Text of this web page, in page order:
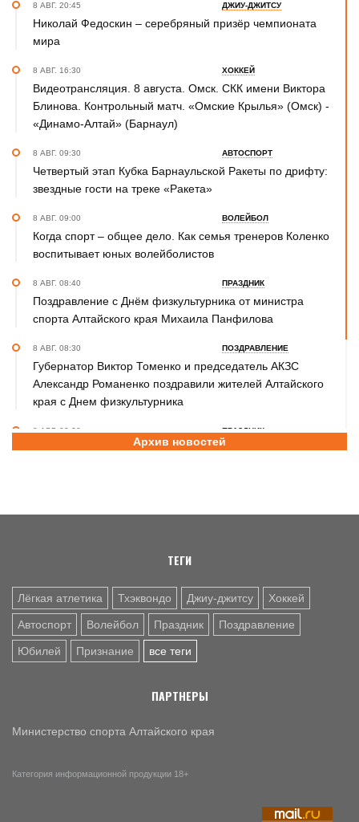
8 АВГ. 20:45 ДЖИУ-ДЖИТСУ
Николай Федоскин – серебряный призёр чемпионата
мира
8 АВГ. 16:30 ХОККЕЙ
Видеотрансляция. 8 августа. Омск. СКК имени Виктора
Блинова. Контрольный матч. «Омские Крылья» (Омск) -
«Динамо-Алтай» (Барнаул)
8 АВГ. 09:30 АВТОСПОРТ
Четвертый этап Кубка Барнаульской Ракеты по дрифту:
звездные гости на треке «Ракета»
8 АВГ. 09:00 ВОЛЕЙБОЛ
Когда спорт – общее дело. Как семья тренеров Коленко
воспитывает юных волейболистов
8 АВГ. 08:40 ПРАЗДНИК
Поздравление с Днём физкультурника от министра
спорта Алтайского края Михаила Панфилова
8 АВГ. 08:30 ПОЗДРАВЛЕНИЕ
Губернатор Виктор Томенко и председатель АКЗС
Александр Романенко поздравили жителей Алтайского
края с Днем физкультурника
8 АВГ. 08:20 ПРАЗДНИК
Поздравление с Днем физкультурника от министра
Базовый элемент. Александру Городову - 70 лет
Архив новостей
ТЕГИ
Лёгкая атлетика Тхэквондо Джиу-джитсу Хоккей
Автоспорт Волейбол Праздник Поздравление
Юбилей Признание все теги
ПАРТНЕРЫ
Министерство спорта Алтайского края
Категория информационной продукции 18+